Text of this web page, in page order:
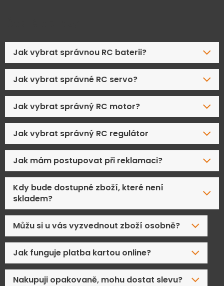
Jak vybrat správnou RC baterii?
Jak vybrat správné RC servo?
Jak vybrat správný RC motor?
Jak vybrat správný RC regulátor
Jak mám postupovat při reklamaci?
Kdy bude dostupné zboží, které není
skladem?
Můžu si u vás vyzvednout zboží osobně?
Jak funguje platba kartou online?
Nakupuji opakovaně, mohu dostat slevu?